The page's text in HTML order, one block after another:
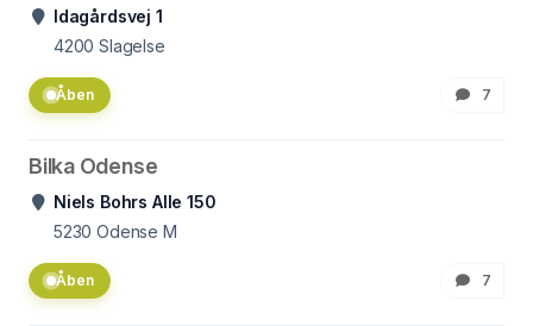
Idagårdsvej 1
4200 Slagelse
Åben 7
Bilka Odense
Niels Bohrs Alle 150
5230 Odense M
Åben 7